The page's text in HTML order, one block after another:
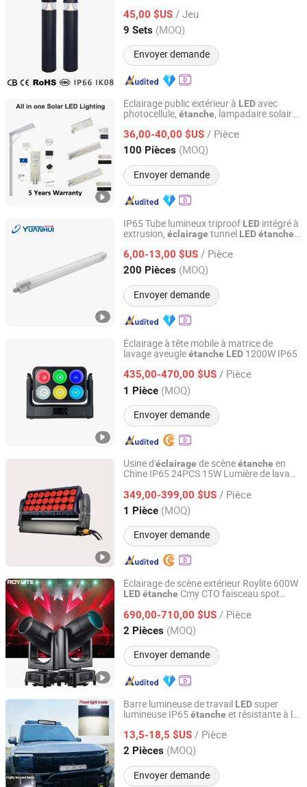
RoHSéclairagesolaire extérieur
45,00 $US / Jeu
9 Sets (MOQ)
Envoyer demande
Depuis 2024
Éclairage public extérieur à LED avec
photocellule, étanche , lampadaire solaire
36,00-40,00 $US / Pièce
100 Pièces (MOQ)
Envoyer demande
Nanjing Lealite Industry Co., Ltd.
Jiangsu, China Depuis 2013
IP65 Tube lumineux triproof LED intégré à
extrusion, éclairage tunnel LEDétanche
6,00-13,00 $US / Pièce
200 Pièces (MOQ)
Envoyer demande
Cixi Yuanhui Lighting Electric Co., Ltd.
Zhejiang, China Depuis 2015
Éclairage à tête mobile à matrice de
lavage aveugleétanche LED 1200W IP65
435,00-470,00 $US / Pièce
1 Pièce (MOQ)
Envoyer demande
Hesheng Stage Lighting Co., Ltd.
Guangdong, China Depuis 2021
Usine d'éclairage de scèneétanche en
Chine IP65 24PCS 15W Lumière de lavage
349,00-399,00 $US / Pièce
1 Pièce (MOQ)
Envoyer demande
Hesheng Stage Lighting Co., Ltd.
Guangdong, China Depuis 2021
Éclairage de scène extérieur Roylite 600W
LEDétanche Cmy CTO faisceau spot
extérieures à grande échelle
690,00-710,00 $US / Pièce
2 Pièces (MOQ)
Envoyer demande
Roy Stage Light Co Limited
Guangdong, China Depuis 2025
Barre lumineuse de travail LEDsuper
lumineuse IP65étanche et résistante à la
13,5-18,5 $US / Pièce
2 Pièces (MOQ)
Envoyer demande
Wuhan Youlaixin Electronic Technology Co., Ltd.
Hubei, China Depuis 2026